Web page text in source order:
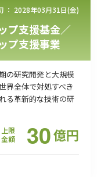
： 2028年03月31日(金)
プ支援基金／
プ支援事業
の研究開発と大規模
界全体で対処すべき
る革新的な技術の研
上限
金額
30億円